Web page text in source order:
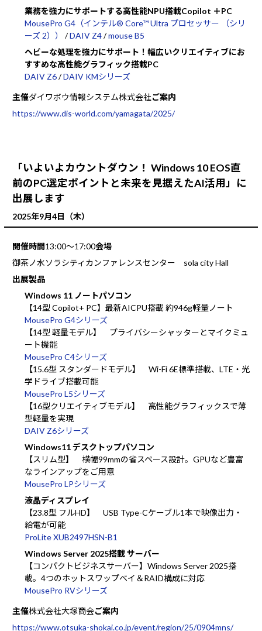
業務を強力にサポートする高性能NPU搭載Copilot ＋PC
MousePro G4（インテル® Core™ Ultra プロセッサー （シリ
ーズ 2））
/DAIV Z4/mouse B5
ヘビーな処理を強力にサポート！幅広いクリエイティブにお
すすめな高性能グラフィック搭載PC
DAIV Z6/DAIV KMシリーズ
主催ダイワボウ情報システム株式会社ご案内
https://www.dis-world.com/yamagata/2025/
「いよいよカウントダウン！ Windows 10 EOS直
前のPC選定ポイントと未来を見据えたAI活用」に
出展します
2025年9月4日（木）
開催時間13:00～17:00会場
御茶ノ水ソラシティカンファレンスセンター sola city Hall
出展製品
Windows 11 ノートパソコン
【14型 Copilot+ PC】最新AICPU搭載 約946g軽量ノート
MousePro G4シリーズ
【14型 軽量モデル】 プライバシーシャッターとマイクミュ
ート機能
MousePro C4シリーズ
【15.6型 スタンダードモデル】 Wi-Fi 6E標準搭載、LTE・光
学ドライブ搭載可能
MousePro L5シリーズ
【16型クリエイティブモデル】 高性能グラフィックスで薄
型軽量を実現
DAIV Z6シリーズ
Windows11 デスクトップパソコン
【スリム型】 横幅99mmの省スペース設計。GPUなど豊富
なラインアップをご用意
MousePro LPシリーズ
液晶ディスプレイ
【23.8型 フルHD】 USB Type-Cケーブル1本で映像出力・
給電が可能
ProLite XUB2497HSN-B1
Windows Server 2025搭載 サーバー
【コンパクトビジネスサーバー】Windows Server 2025搭
載。4つのホットスワップベイ＆RAID構成に対応
MousePro RVシリーズ
主催株式会社大塚商会ご案内
https://www.otsuka-shokai.co.jp/event/region/25/0904mns/